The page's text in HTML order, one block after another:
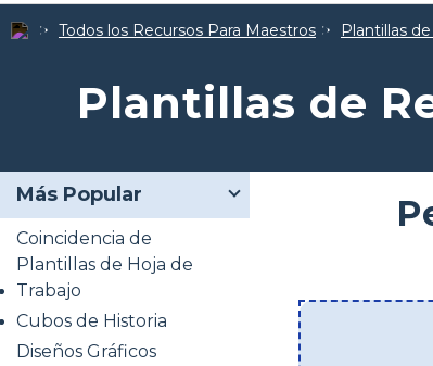
Todos los Recursos Para Maestros Plantillas
Plantillas de
Más Popular
Coincidencia de
Plantillas de Hoja de
Trabajo
Cubos de Historia
Diseños Gráficos